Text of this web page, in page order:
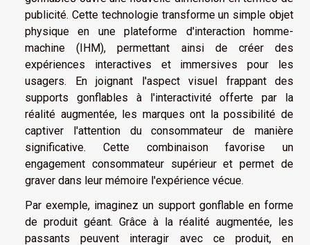
publicité. Cette technologie transforme un simple objet
physique en une plateforme d'interaction homme-
machine (IHM), permettant ainsi de créer des
expériences interactives et immersives pour les
usagers. En joignant l'aspect visuel frappant des
supports gonflables à l'interactivité offerte par la
réalité augmentée, les marques ont la possibilité de
captiver l'attention du consommateur de manière
significative. Cette combinaison favorise un
engagement consommateur supérieur et permet de
graver dans leur mémoire l'expérience vécue.
Par exemple, imaginez un support gonflable en forme
de produit géant. Grâce à la réalité augmentée, les
passants peuvent interagir avec ce produit, en